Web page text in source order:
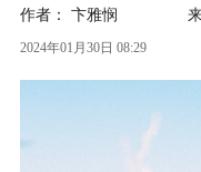
作者： 卞雅悯
2024年01月30日 08:29